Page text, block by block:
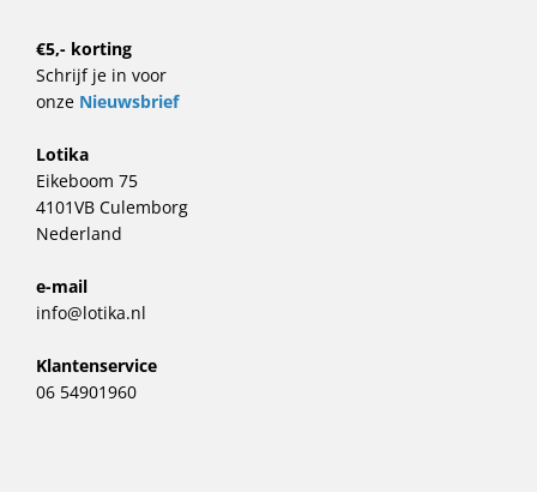
€5,- korting
Schrijf je in voor
onze Nieuwsbrief
Lotika
Eikeboom 75
4101VB Culemborg
Nederland
e-mail
info@lotika.nl
Klantenservice
06 54901960